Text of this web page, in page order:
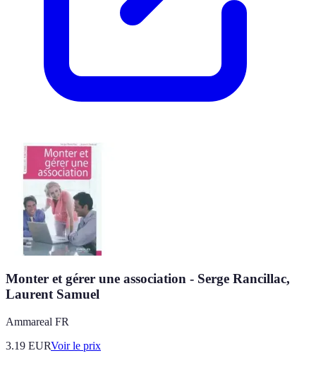
Monter et gérer une association - Serge Rancillac,
Laurent Samuel
Ammareal FR
3.19 EURVoir le prix